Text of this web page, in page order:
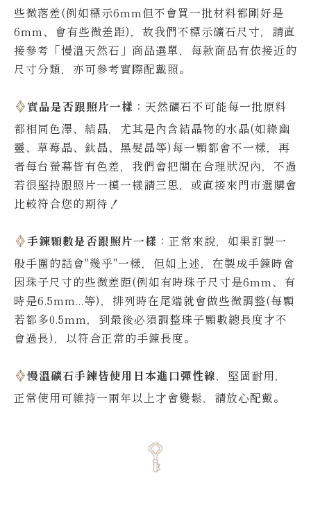
些微落差(例如標示6mm但不會買一批材料都剛好是
6mm、會有些微差距)，故我們不標示礦石尺寸，請直
接參考「慢溫天然石」商品選單，每款商品有依接近的
尺寸分類，亦可參考實際配戴照。
實品是否跟照片一樣 ：天然礦石不可能每一批原料
都相同色澤、結晶，尤其是內含結晶物的水晶(如綠幽
靈、草莓晶、鈦晶、黑髮晶等)每一顆都會不一樣，再
者每台螢幕皆有色差，我們會把關在合理狀況內，不過
若很堅持跟照片一模一樣請三思，或直接來門市選購會
比較符合您的期待！
手鍊顆數是否跟照片一樣 ：正常來說，如果訂製一
般手圍的話會"幾乎"一樣，但如上述，在製成手鍊時會
因珠子尺寸的些微差距(例如有時珠子尺寸是6mm、有
時是6.5mm...等)，排列時在尾端就會做些微調整(每顆
若都多0.5mm，到最後必須調整珠子顆數總長度才不
會過長)，以符合正常的手鍊長度。
慢溫礦石手鍊皆使用日本進口彈性線，堅固耐用，
正常使用可維持一兩年以上才會變鬆，請放心配戴。